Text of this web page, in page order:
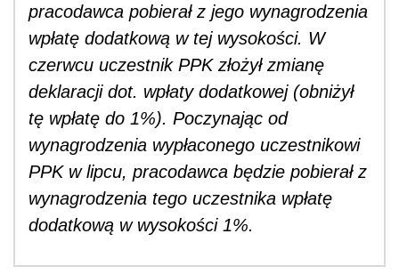
pracodawca pobierał z jego wynagrodzenia
wpłatę dodatkową w tej wysokości. W
czerwcu uczestnik PPK złożył zmianę
deklaracji dot. wpłaty dodatkowej (obniżył
tę wpłatę do 1%). Poczynając od
wynagrodzenia wypłaconego uczestnikowi
PPK w lipcu, pracodawca będzie pobierał z
wynagrodzenia tego uczestnika wpłatę
dodatkową w wysokości 1%.